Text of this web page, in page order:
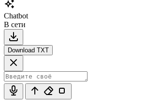
Chatbot
В сети
Download TXT